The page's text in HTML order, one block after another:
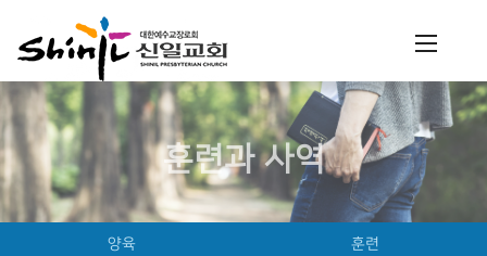
훈련과 사역
양육 훈련